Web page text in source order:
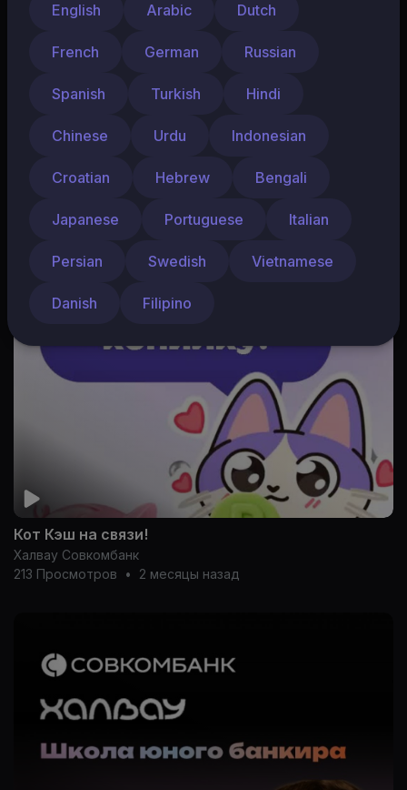
На связи я, Кэш!
235 Просмотров
2 месяцы назад
Кот Кэш на связи!
Халвау Совкомбанк
213 Просмотров
• 2 месяцы назад
English Arabic Dutch
French German Russian
Spanish Turkish Hindi
Chinese Urdu Indonesian
Croatian Hebrew Bengali
Japanese Portuguese Italian
Persian Swedish Vietnamese
Danish Filipino